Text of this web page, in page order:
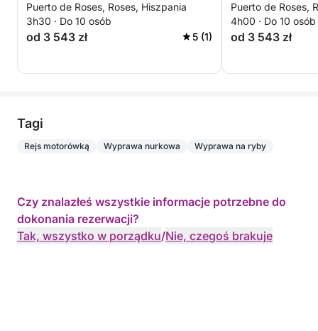
Puerto de Roses, Roses, Hiszpania
3h30 · Do 10 osób
od 3 543 zł 5 (1)
Puerto de Roses,
4h00 · Do 10 osób
od 3 543 zł
Tagi
Rejs motorówką Wyprawa nurkowa Wyprawa na ryby
Czy znalazłeś wszystkie informacje potrzebne do
dokonania rezerwacji?
Tak, wszystko w porządku/Nie, czegoś brakuje